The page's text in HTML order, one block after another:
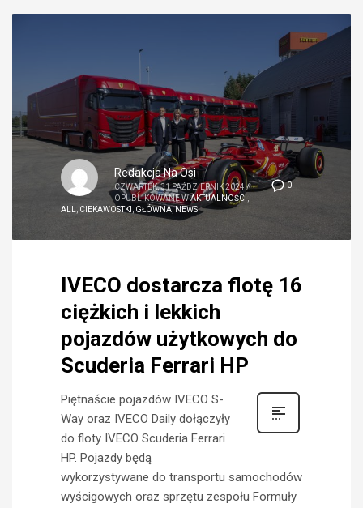
0
Redakcja Na Osi
CZWARTEK, 31 PAŹDZIERNIK 2024 /
OPUBLIKOWANE WAKTUALNOŚCI
ALL
CIEKAWOSTKI GŁÓWNA,NEWS
IVECO dostarcza flotę 16
ciężkich i lekkich
pojazdów użytkowych do
Scuderia Ferrari HP
Piętnaście pojazdów IVECO S-
Way oraz IVECO Daily dołączyły
do floty IVECO Scuderia Ferrari
HP. Pojazdy będą
wykorzystywane do transportu samochodów
wyścigowych oraz sprzętu zespołu Formuły